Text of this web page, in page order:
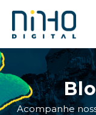
Acompanhe